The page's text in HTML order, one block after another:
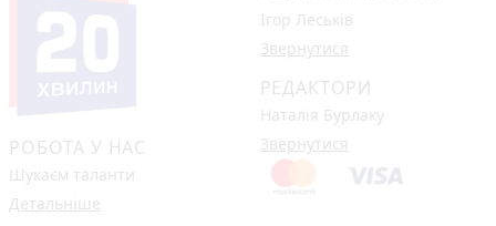
РОБОТА У НАС
Шукаєм таланти
Детальніше
Ігор Леськів
Звернутися
РЕДАКТОРИ
Наталія Бурлаку
Звернутися